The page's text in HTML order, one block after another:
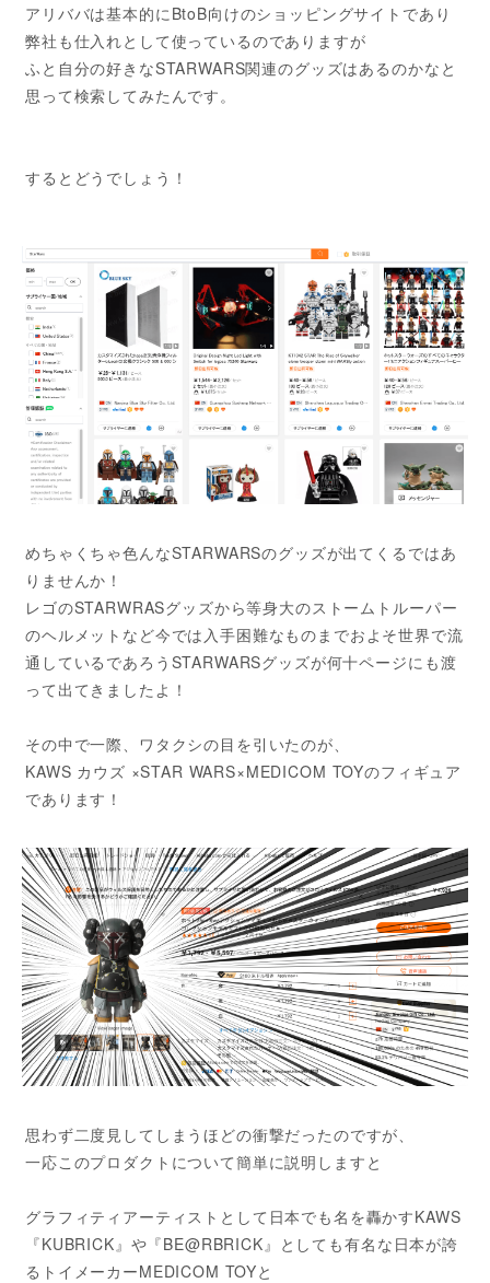
アリババは基本的にBtoB向けのショッピングサイトであり
弊社も仕入れとして使っているのでありますが
ふと自分の好きなSTARWARS関連のグッズはあるのかなと
思って検索してみたんです。
するとどうでしょう！
めちゃくちゃ色んなSTARWARSのグッズが出てくるではあ
りませんか！
レゴのSTARWRASグッズから等身大のストームトルーパー
のヘルメットなど今では入手困難なものまでおよそ世界で流
通しているであろうSTARWARSグッズが何十ページにも渡
って出てきましたよ！
その中で一際、ワタクシの目を引いたのが、
KAWS カウズ ×STAR WARS×MEDICOM TOYのフィギュア
であります！
思わず二度見してしまうほどの衝撃だったのですが、
一応このプロダクトについて簡単に説明しますと
グラフィティアーティストとして日本でも名を轟かすKAWS
『KUBRICK』や『BE@RBRICK』としても有名な日本が誇
るトイメーカーMEDICOM TOYと